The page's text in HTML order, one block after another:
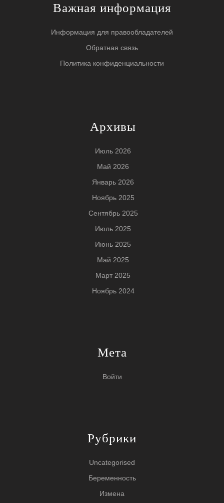
Важная информация
Информация для правообладателей
Обратная связь
Политика конфиденциальности
Архивы
Июль 2026
Май 2026
Январь 2026
Ноябрь 2025
Сентябрь 2025
Июль 2025
Июнь 2025
Май 2025
Март 2025
Ноябрь 2024
Мета
Войти
Рубрики
Uncategorised
Беременность
Измена